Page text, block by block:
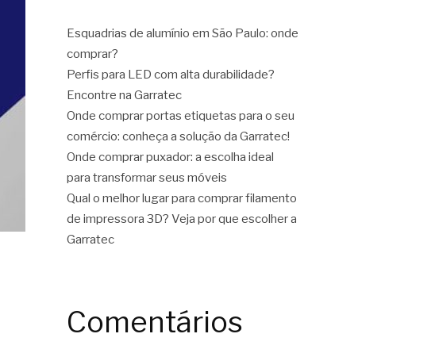
Esquadrias de alumínio em São Paulo: onde
comprar?
Perfis para LED com alta durabilidade?
Encontre na Garratec
Onde comprar portas etiquetas para o seu
comércio: conheça a solução da Garratec!
Onde comprar puxador: a escolha ideal
para transformar seus móveis
Qual o melhor lugar para comprar filamento
de impressora 3D? Veja por que escolher a
Garratec
Comentários